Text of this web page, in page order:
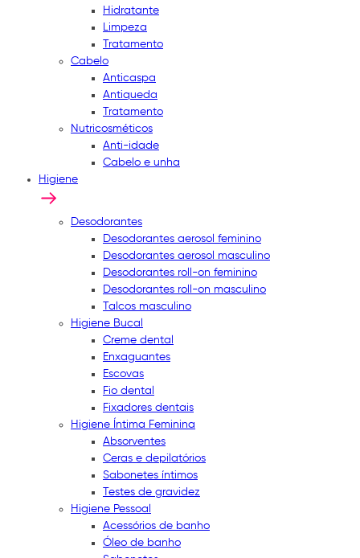
Hidratante
Limpeza
Tratamento
Cabelo
Anticaspa
Antiqueda
Tratamento
Nutricosméticos
Anti-idade
Cabelo e unha
Higiene
Desodorantes
Desodorantes aerosol feminino
Desodorantes aerosol masculino
Desodorantes roll-on feminino
Desodorantes roll-on masculino
Talcos masculino
Higiene Bucal
Creme dental
Enxaguantes
Escovas
Fio dental
Fixadores dentais
Higiene Íntima Feminina
Absorventes
Ceras e depilatórios
Sabonetes íntimos
Testes de gravidez
Higiene Pessoal
Acessórios de banho
Óleo de banho